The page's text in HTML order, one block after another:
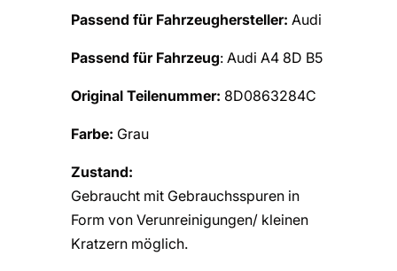
Passend für Fahrzeughersteller: Audi
Passend für Fahrzeug: Audi A4 8D B5
Original Teilenummer: 8D0863284C
Farbe: Grau
Zustand:
Gebraucht mit Gebrauchsspuren in
Form von Verunreinigungen/ kleinen
Kratzern möglich.